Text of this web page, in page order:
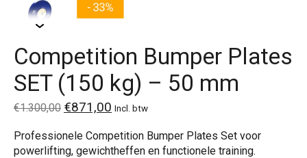
Competition Bumper Plates
SET (150 kg) – 50 mm
€1.300,00 €871,00 Incl. btw
Professionele Competition Bumper Plates Set voor
powerlifting, gewichtheffen en functionele training.